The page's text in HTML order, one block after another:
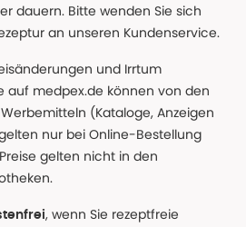
dauern. Bitte wenden Sie sich
an unseren Kundenservice.
und Irrtum
auf medpex.de können von den
(Kataloge, Anzeigen
nur bei Online-Bestellung
gelten nicht in den
, wenn Sie rezeptfreie